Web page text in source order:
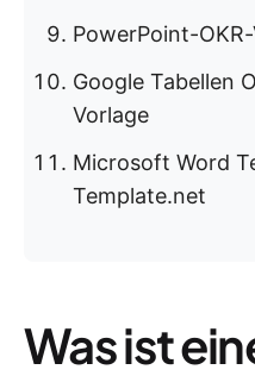
PowerPoint-
Google Tabellen
Vorlage
Microsoft Word
Template.net
Was ist